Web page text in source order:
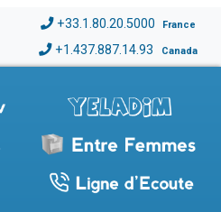
+33.1.80.20.5000 France
+1.437.887.14.93 Canada